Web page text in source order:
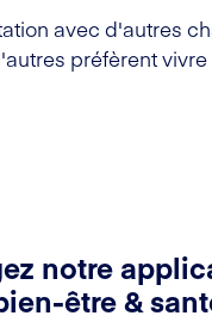
avec d'autres
préfèrent
notre
être &